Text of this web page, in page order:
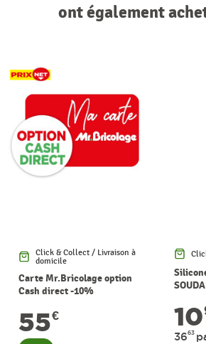
ont également
Click & Collect / Livraison à
domicile
Carte Mr.Bricolage option
Cash direct -10%
55€ 10
3663